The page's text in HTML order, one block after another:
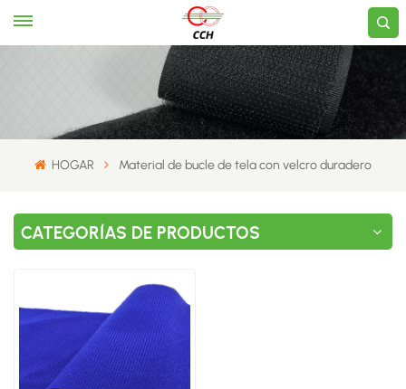
HOGAR Material de bucle de tela con velcro duradero
CATEGORÍAS DE PRODUCTOS